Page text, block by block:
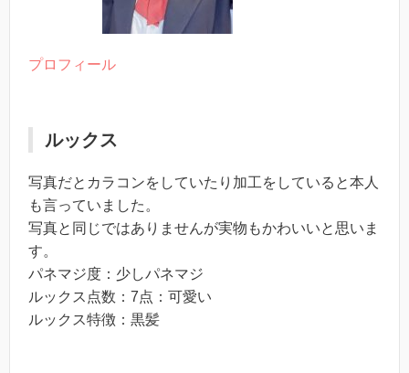
プロフィール
ルックス
写真だとカラコンをしていたり加工をしていると本人
も言っていました。
写真と同じではありませんが実物もかわいいと思いま
す。
パネマジ度：少しパネマジ
ルックス点数：7点：可愛い
ルックス特徴：黒髪